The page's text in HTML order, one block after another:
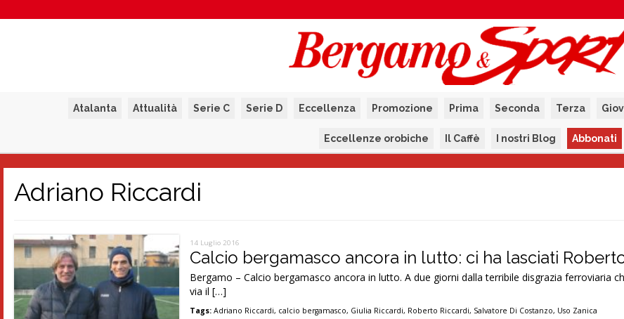
Atalanta Attualità Serie C Serie D Eccellenza Promozione Prima Seconda Terza
Eccellenze orobiche Il Caffè I nostri Blog Abbonati
Adriano Riccardi
14 Luglio 2016
Calcio bergamasco ancora in lutto: ci ha lasciati
Bergamo – Calcio bergamasco ancora in lutto. A due giorni dalla terribile disgrazia ferroviaria
via il […]
Tags: Adriano Riccardi, calcio bergamasco, Giulia Riccardi, Roberto Riccardi, Salvatore Di Costanzo, Uso Zanica